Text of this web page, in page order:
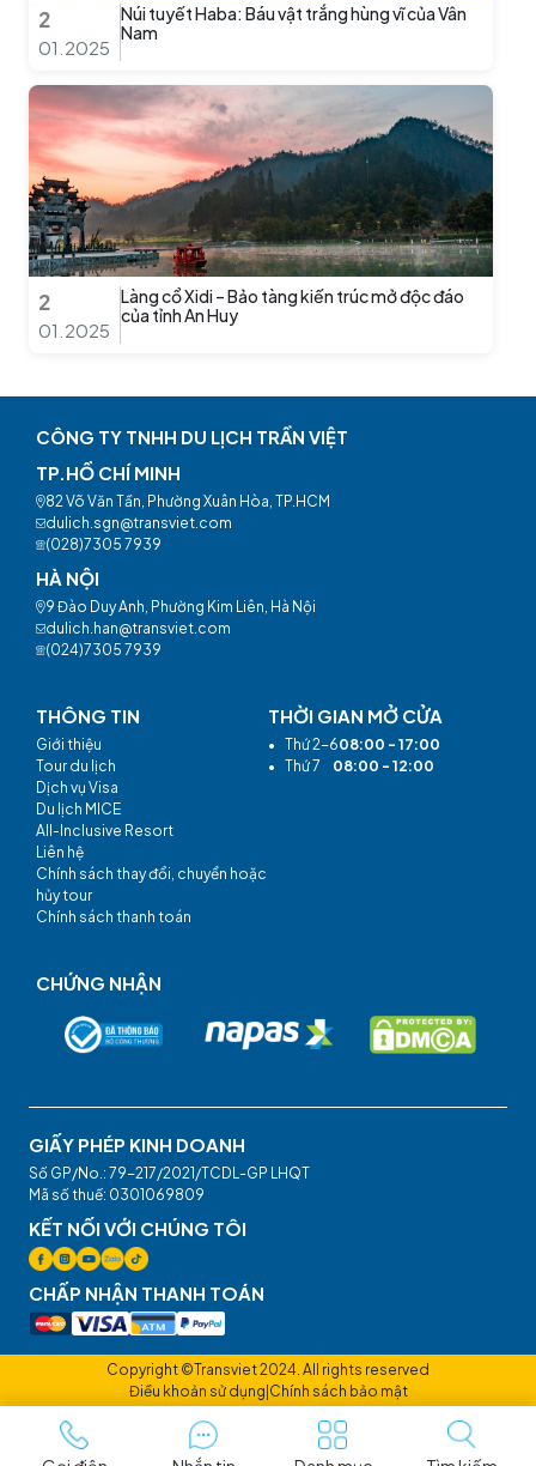
2
01.2025
Núi tuyết Haba: Báu vật trắng hùng vĩ của Vân
Nam
2
01.2025
Làng cổ Xidi – Bảo tàng kiến trúc mở độc đáo
của tỉnh An Huy
CÔNG TY TNHH DU LỊCH TRẦN VIỆT
TP.HỒ CHÍ MINH
82 Võ Văn Tần, Phường Xuân Hòa, TP.HCM
dulich.sgn@transviet.com
(028)7305 7939
HÀ NỘI
9 Đào Duy Anh, Phường Kim Liên, Hà Nội
dulich.han@transviet.com
(024)7305 7939
THÔNG TIN
Giới thiệu
Tour du lịch
Dịch vụ Visa
Du lịch MICE
All-Inclusive Resort
Liên hệ
Chính sách thay đổi, chuyển hoặc
hủy tour
Chính sách thanh toán
THỜI GIAN MỞ CỬA
• Thứ 2-608:00 - 17:00
• Thứ 7 08:00 - 12:00
CHỨNG NHẬN
GIẤY PHÉP KINH DOANH
Số GP/No.: 79-217/2021/TCDL-GP LHQT
Mã số thuế: 0301069809
KẾT NỐI VỚI CHÚNG TÔI
CHẤP NHẬN THANH TOÁN
Copyright ©Transviet 2024. All rights reserved
Điều khoản sử dụng Chính sách bảo mật